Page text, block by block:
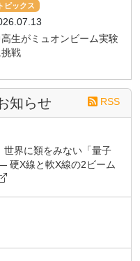
トピックス
生がミュオンビーム実験
挑戦
知らせ RSS
世界に類をみない「量子
硬X線と軟X線の2ビーム